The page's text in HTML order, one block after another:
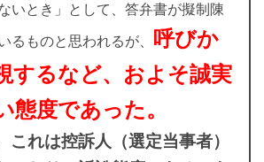
いとき」として、答弁書が擬制陳
るものと思われるが、
呼びか
するなど、およそ誠実
態度であった。
れは控訴人（選定当事者）